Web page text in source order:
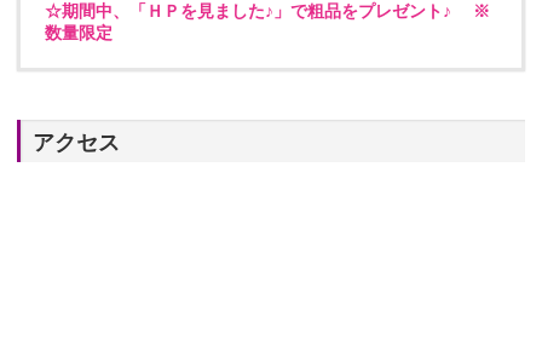
☆期間中、「ＨＰを見ました♪」で粗品をプレゼント♪ ※
数量限定
アクセス